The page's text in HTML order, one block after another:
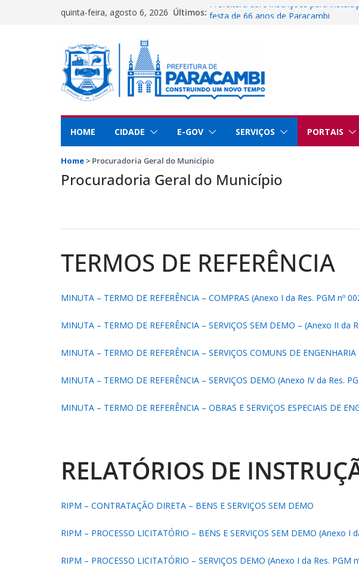
quinta-feira, agosto 6, 2026 Últimos: Prefeitura abre inscrições para
dedicação e serviços prestados à
Paracambi é destaque internacional
educação
implementar projeto esportivo no
HOME
CIDADE E-GOV SERVIÇOS PORTAIS
Home> Procuradoria Geral do Município
Procuradoria Geral do Município
TERMOS DE REFERÊNCIA
MINUTA – TERMO DE REFERÊNCIA – COMPRAS (Anexo I da Res. PGM nº
MINUTA – TERMO DE REFERÊNCIA – SERVIÇOS SEM DEMO – (Anexo II da
MINUTA – TERMO DE REFERÊNCIA – SERVIÇOS COMUNS DE
MINUTA – TERMO DE REFERÊNCIA – SERVIÇOS DEMO (Anexo IV da Res.
MINUTA – TERMO DE REFERÊNCIA – OBRAS E SERVIÇOS ESPECIAIS DE
RELATÓRIOS DE
RIPM – CONTRATAÇÃO DIRETA – BENS E SERVIÇOS SEM DEMO
RIPM – PROCESSO LICITATÓRIO – BENS E SERVIÇOS SEM DEMO (Anexo I
RIPM – PROCESSO LICITATÓRIO – SERVIÇOS DEMO (Anexo I da Res. PGM